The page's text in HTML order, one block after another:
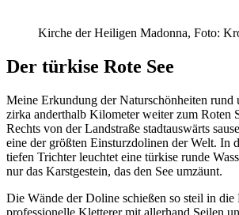
Kirche der Heiligen Madonna, Foto:
Der türkise Rote See
Meine Erkundung der Naturschönheiten
zirka anderthalb Kilometer weiter zum Roten
Rechts von der Landstraße stadtauswärts
eine der größten Einsturzdolinen der Welt. In
tiefen Trichter leuchtet eine türkise runde
nur das Karstgestein, das den See umzäunt.
Die Wände der Doline schießen so steil in die
professionelle Kletterer mit allerhand Seilen